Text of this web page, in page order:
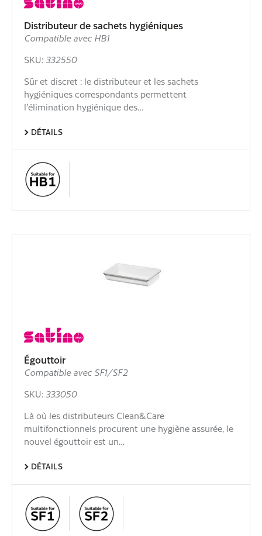
Distributeur de sachets hygiéniques
Compatible avec HB1
SKU: 332550
Sûr et discret : le distributeur et les sachets
hygiéniques correspondants permettent
l'élimination hygiénique des…
DÉTAILS
Égouttoir
Compatible avec SF1/SF2
SKU: 333050
Là où les distributeurs Clean&Care
multifonctionnels procurent une hygiène assurée, le
nouvel égouttoir est un…
DÉTAILS